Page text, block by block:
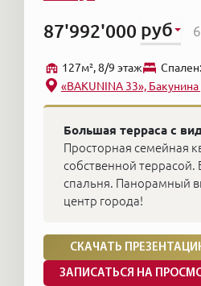
87'992'000 руб
127м², 8/9 этаж
«BAKUNINA 33», Бакунина
Большая терраса с
Просторная семейная
собственной
спальня. Панорамный
центр города!
СКАЧАТЬ
ЗАПИСАТЬСЯ НА